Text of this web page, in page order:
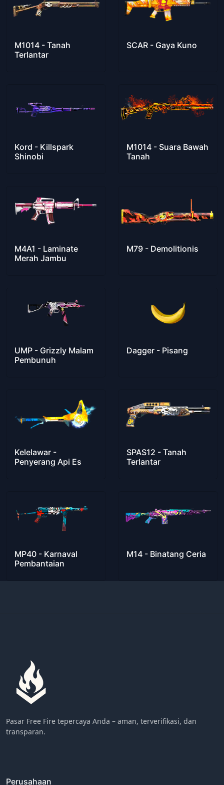
M1014 - Tanah
Terlantar
SCAR - Gaya Kuno
Kord - Killspark
Shinobi
M1014 - Suara Bawah
Tanah
M4A1 - Laminate
Merah Jambu
M79 - Demolitionis
UMP - Grizzly Malam
Pembunuh
Dagger - Pisang
Kelelawar -
Penyerang Api Es
SPAS12 - Tanah
Terlantar
MP40 - Karnaval
Pembantaian
M14 - Binatang Ceria
Pasar Free Fire tepercaya Anda – aman, terverifikasi, dan
transparan.
Perusahaan